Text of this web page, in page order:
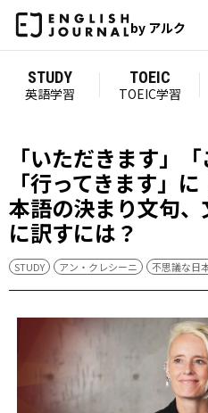
by アルク
STUDY
英語学習
TOEIC
TOEIC学習
「いただきます」
「行ってきます」
本語の決まり文句
に訳すには？
STUDY アン・クレシーニ 不思議な日